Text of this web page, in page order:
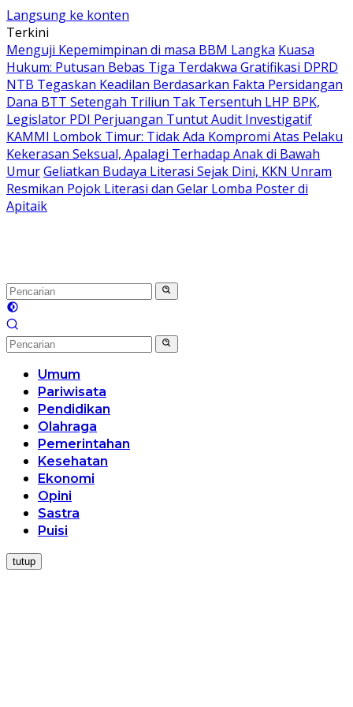
Langsung ke konten
Terkini
Menguji Kepemimpinan di masa BBM Langka Kuasa
Hukum: Putusan Bebas Tiga Terdakwa Gratifikasi DPRD
NTB Tegaskan Keadilan Berdasarkan Fakta Persidangan
Dana BTT Setengah Triliun Tak Tersentuh LHP BPK,
Legislator PDI Perjuangan Tuntut Audit Investigatif
KAMMI Lombok Timur: Tidak Ada Kompromi Atas Pelaku
Kekerasan Seksual, Apalagi Terhadap Anak di Bawah
UmurGeliatkan Budaya Literasi Sejak Dini, KKN Unram
Resmikan Pojok Literasi dan Gelar Lomba Poster di
Apitaik
Umum
Pariwisata
Pendidikan
Olahraga
Pemerintahan
Kesehatan
Ekonomi
Opini
Sastra
Puisi
tutup